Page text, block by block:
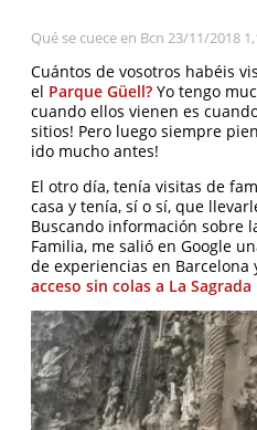
Qué se cuece en Bcn 23/11/2018
Cuántos de vosotros habéis
el Parque Güell? Yo tengo
cuando ellos vienen es
sitios! Pero luego siempre
ido mucho antes!
El otro día, tenía visitas de
casa y tenía, sí o sí, que
Buscando información sobre
Familia, me salió en Google
de experiencias en Barcelona
acceso sin colas a La